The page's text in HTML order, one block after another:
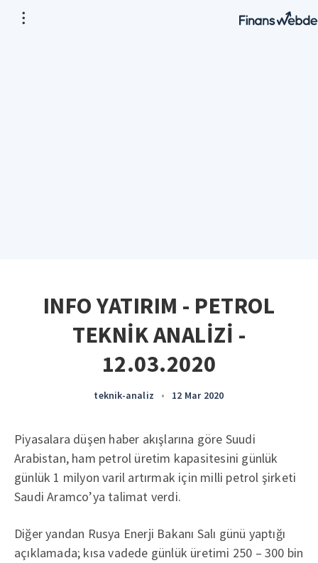
INFO YATIRIM - PETROL
TEKNİK ANALİZİ -
12.03.2020
teknik-analiz • 12 Mar 2020
Piyasalara düşen haber akışlarına göre Suudi
Arabistan, ham petrol üretim kapasitesini günlük
günlük 1 milyon varil artırmak için milli petrol şirketi
Saudi Aramco’ya talimat verdi.
Diğer yandan Rusya Enerji Bakanı Salı günü yaptığı
açıklamada; kısa vadede günlük üretimi 250 – 300 bin